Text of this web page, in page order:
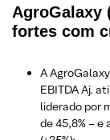
AgroGalaxy
fortes com
A
EBITDA Aj.
liderado por
de 45,8% –